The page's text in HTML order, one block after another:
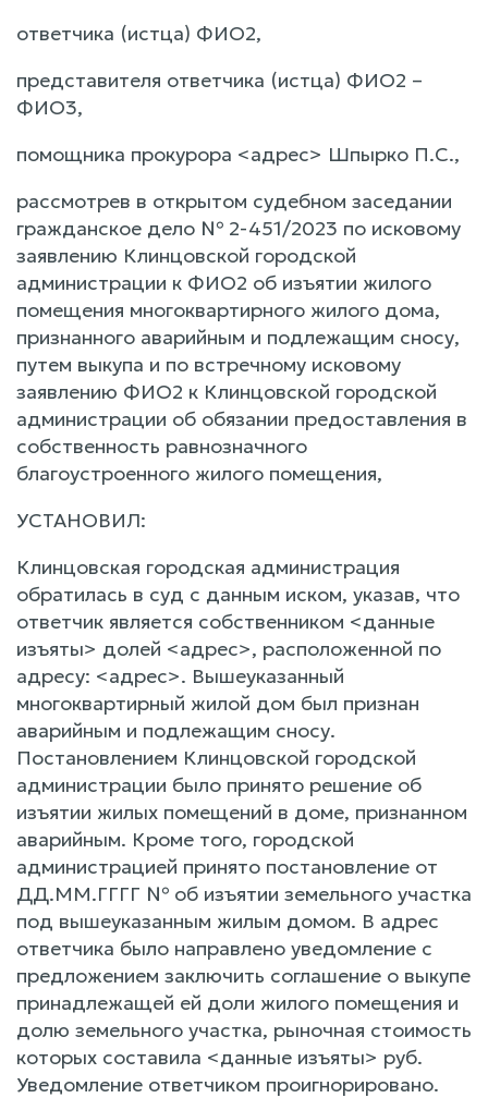
ответчика (истца) ФИО2,
представителя ответчика (истца) ФИО2 –
ФИО3,
помощника прокурора <адрес> Шпырко П.С.,
рассмотрев в открытом судебном заседании
гражданское дело № 2-451/2023 по исковому
заявлению Клинцовской городской
администрации к ФИО2 об изъятии жилого
помещения многоквартирного жилого дома,
признанного аварийным и подлежащим сносу,
путем выкупа и по встречному исковому
заявлению ФИО2 к Клинцовской городской
администрации об обязании предоставления в
собственность равнозначного
благоустроенного жилого помещения,
УСТАНОВИЛ:
Клинцовская городская администрация
обратилась в суд с данным иском, указав, что
ответчик является собственником <данные
изъяты> долей <адрес>, расположенной по
адресу: <адрес>. Вышеуказанный
многоквартирный жилой дом был признан
аварийным и подлежащим сносу.
Постановлением Клинцовской городской
администрации было принято решение об
изъятии жилых помещений в доме, признанном
аварийным. Кроме того, городской
администрацией принято постановление от
ДД.ММ.ГГГГ № об изъятии земельного участка
под вышеуказанным жилым домом. В адрес
ответчика было направлено уведомление с
предложением заключить соглашение о выкупе
принадлежащей ей доли жилого помещения и
долю земельного участка, рыночная стоимость
которых составила <данные изъяты> руб.
Уведомление ответчиком проигнорировано.